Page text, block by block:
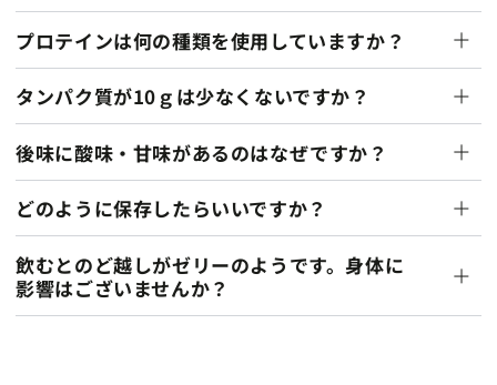
プロテインは何の種類を使用していますか？
タンパク質が10ｇは少なくないですか？
後味に酸味・甘味があるのはなぜですか？
どのように保存したらいいですか？
飲むとのど越しがゼリーのようです。身体に
影響はございませんか？